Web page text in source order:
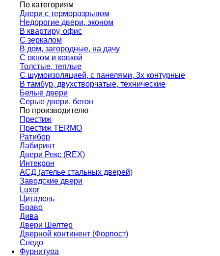
По категориям
Двери с терморазрывом
Недорогие двери, эконом
В квартиру, офис
С зеркалом
В дом, загородные, на дачу
С окном и ковкой
Толстые, теплые
С шумоизоляцией, с панелями, 3х контурные
В тамбур, двухстворчатые, технические
Белые двери
Серые двери, бетон
По производителю
Престиж
Престиж TERMO
Ратибор
Лабиринт
Двери Рекс (REX)
Интекрон
АСД (ателье стальных дверей)
Заводские двери
Luxor
Цитадель
Браво
Дива
Двери Шелтер
Дверной континент (Форпост)
Снедо
Фурнитура